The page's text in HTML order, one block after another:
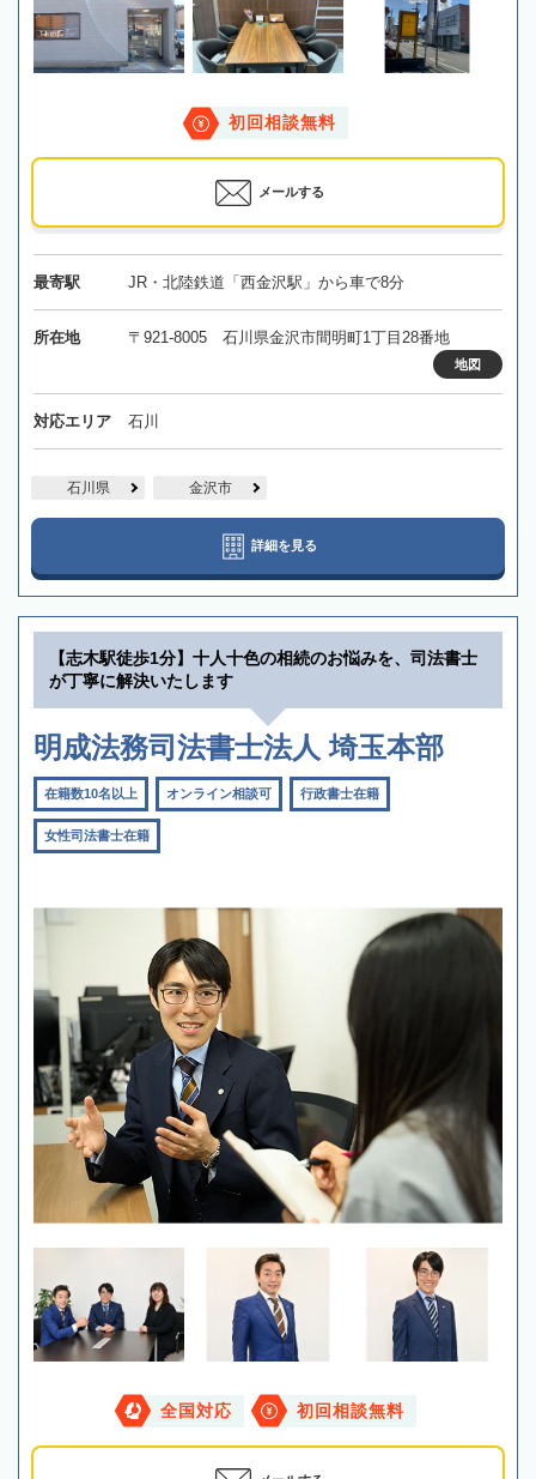
初回相談無料
メールする
最寄駅 JR・北陸鉄道「西金沢駅」から車で8分
所在地 〒921-8005 石川県金沢市間明町1丁目28番地
地図
対応エリア 石川
石川県 金沢市
詳細を見る
【志木駅徒歩1分】十人十色の相続のお悩みを、司法書士
が丁寧に解決いたします
明成法務司法書士法人 埼玉本部
在籍数10名以上 オンライン相談可 行政書士在籍
女性司法書士在籍
全国対応 初回相談無料